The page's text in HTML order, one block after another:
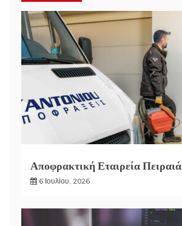
Αποφρακτική Εταιρεία Πειραιά
6 Ιουλίου, 2026